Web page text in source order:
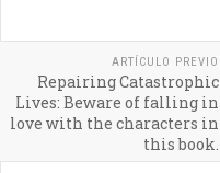
ARTÍCULO PREVIO
Repairing Catastrophic
Lives: Beware of falling in
love with the characters in
this book.